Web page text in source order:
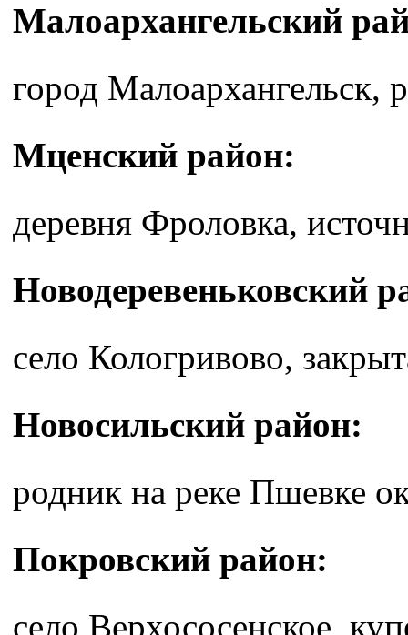
Малоархангельский
город Малоархангельск,
Мценский район:
деревня Фроловка,
Новодеревеньковский
село Кологривово,
Новосильский район:
родник на реке Пшевке
Покровский район:
село Верхососенское,